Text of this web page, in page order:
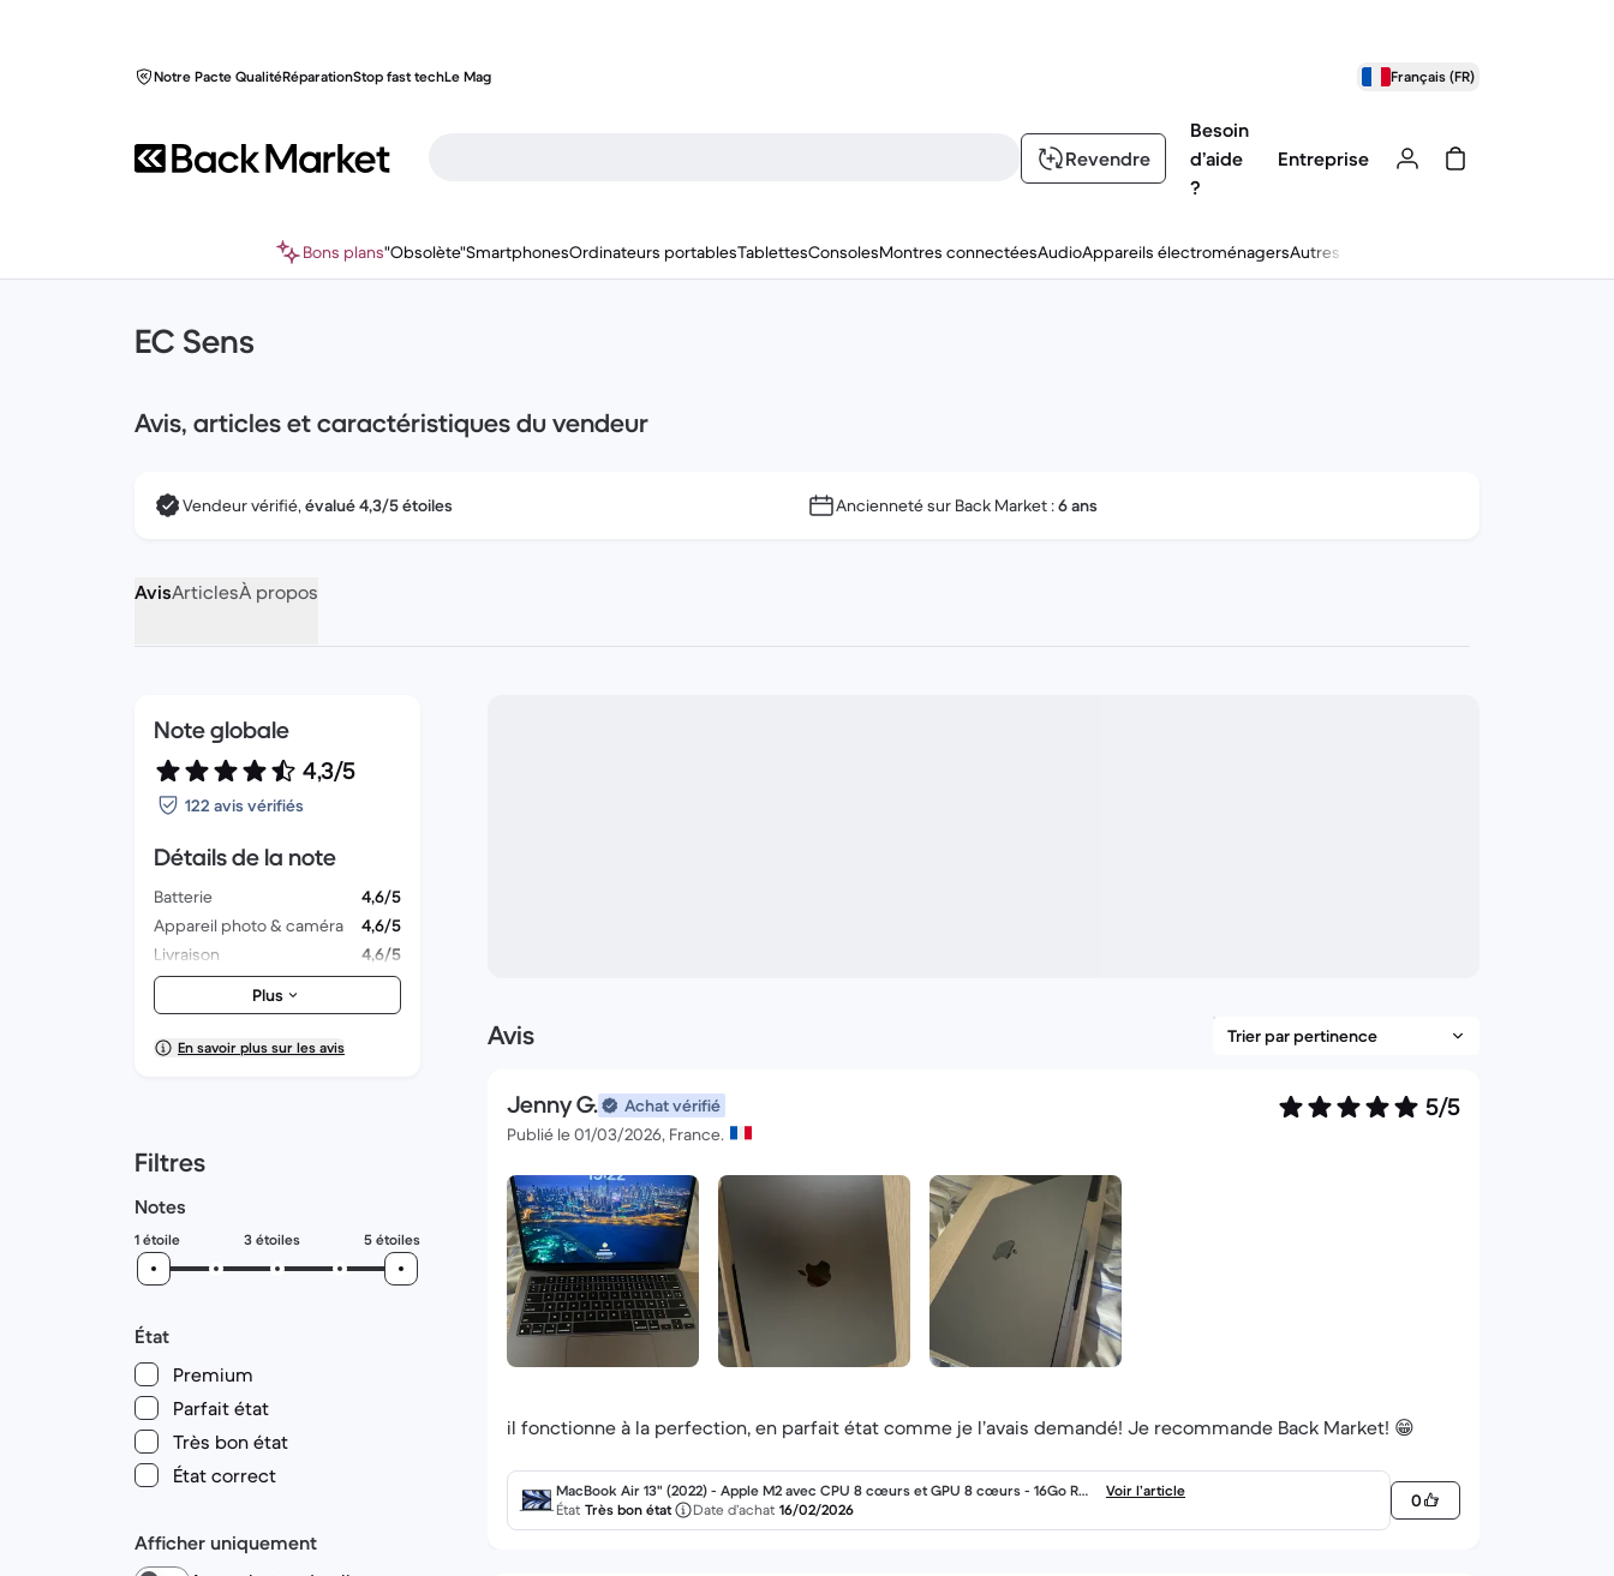
Notre Pacte QualitéRéparationStop fast techLe Mag Français (FR)
Revendre
Besoin
d’aide
?
Entreprise
Bons plans"Obsolète"SmartphonesOrdinateurs portablesTablettesConsolesMontres connectéesAudioAppareils électroménagersAutres
EC Sens
Avis, articles et caractéristiques du vendeur
Vendeur vérifié,évalué 4,3/5 étoiles Ancienneté sur Back Market :6 ans
AvisArticlesÀ propos
Note globale
4,3/5
122 avis vérifiés
Détails de la note
Batterie
4,6/5
Appareil photo & caméra
4,6/5
Livraison
4,6/5
Accessoires
4,6/5
Emballage
4,5/5
Performances globales
Plus
En savoir plus sur les avis
Filtres
Notes
1 étoile 3 étoiles 5 étoiles
État
Premium
Parfait état
Très bon état
État correct
Afficher uniquement
Avis
Jenny G.
Achat vérifié
Publié le 01/03/2026, France.
5/5
il fonctionne à la perfection, en parfait état comme je l’avais demandé! Je recommande Back Market! 😁
MacBook Air 13" (2022) - Apple M2 avec CPU 8 cœurs et GPU 8 cœurs - 16Go RA
M - SSD 256Go - Écran standard - AZERTY - Français
Voir l’article
État Très bon état Date d’achat 16/02/2026 0